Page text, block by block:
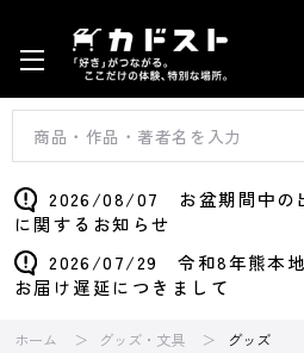
2026/08/07 お盆期間中の
に関するお知らせ
2026/07/29 令和8年熊本地
お届け遅延につきまして
ホーム グッズ・文具 グッズ